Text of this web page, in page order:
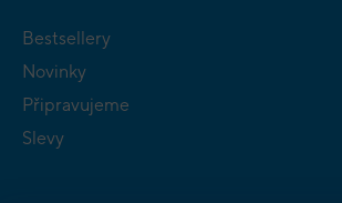
Bestsellery
Novinky
Připravujeme
Slevy